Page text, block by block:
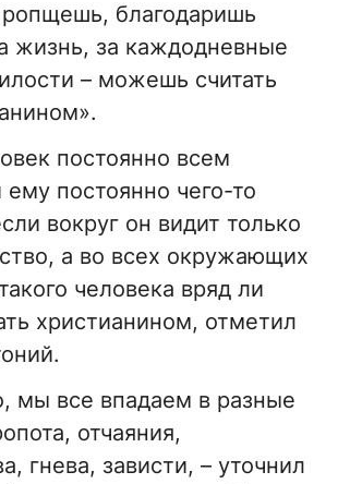
благодаришь
жизнь, за каждодневные
– можешь считать
постоянно всем
постоянно чего-то
вокруг он видит только
а во всех окружающих
человека вряд ли
христианином, отметил
мы все впадаем в разные
отчаяния,
гнева, зависти, – уточнил